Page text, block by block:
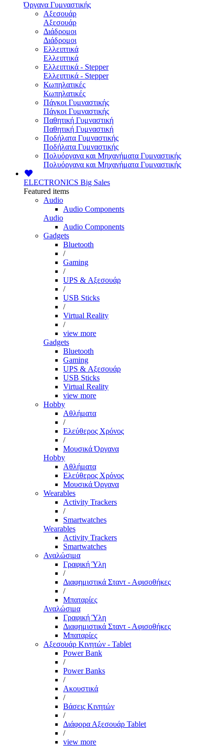
Όργανα Γυμναστικής
Αξεσουάρ
Αξεσουάρ
Διάδρομοι
Διάδρομοι
Ελλειπτικά
Ελλειπτικά
Ελλειπτικά - Stepper
Ελλειπτικά - Stepper
Κωπηλατικές
Κωπηλατικές
Πάγκοι Γυμναστικής
Πάγκοι Γυμναστικής
Παθητική Γυμναστική
Παθητική Γυμναστική
Ποδήλατα Γυμναστικής
Ποδήλατα Γυμναστικής
Πολυόργανα και Μηχανήματα Γυμναστικής
Πολυόργανα και Μηχανήματα Γυμναστικής
ELECTRONICS Big Sales
Featured items
Audio
Audio Components
Audio
Audio Components
Gadgets
Bluetooth
/
Gaming
/
UPS & Αξεσουάρ
/
USB Sticks
/
Virtual Reality
/
view more
Gadgets
Bluetooth
Gaming
UPS & Αξεσουάρ
USB Sticks
Virtual Reality
view more
Hobby
Αθλήματα
/
Ελεύθερος Χρόνος
/
Μουσικά Όργανα
Hobby
Αθλήματα
Ελεύθερος Χρόνος
Μουσικά Όργανα
Wearables
Activity Trackers
/
Smartwatches
Wearables
Activity Trackers
Smartwatches
Αναλώσιμα
Γραφική Ύλη
/
Διαφημιστικά Σταντ - Αφισοθήκες
/
Μπαταρίες
Αναλώσιμα
Γραφική Ύλη
Διαφημιστικά Σταντ - Αφισοθήκες
Μπαταρίες
Αξεσουάρ Κινητών - Tablet
Power Bank
/
Power Banks
/
Ακουστικά
/
Βάσεις Κινητών
/
Διάφορα Αξεσουάρ Tablet
/
view more